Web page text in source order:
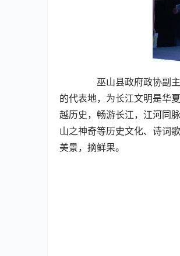
巫山县政府政协副主
的代表地，为长江文明是华
越历史，畅游长江，江河同
山之神奇等历史文化、诗词
美景，摘鲜果。